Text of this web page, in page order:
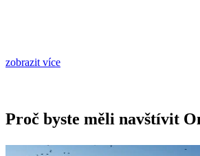
zobrazit více
Proč byste měli navštívit